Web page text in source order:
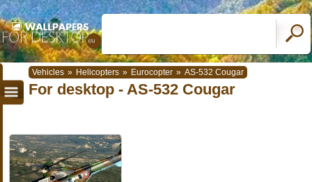
Vehicles » Helicopters » Eurocopter » AS-532 Cougar
For desktop - AS-532 Cougar